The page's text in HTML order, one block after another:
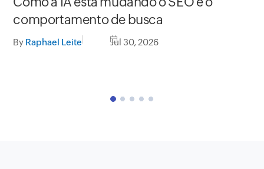
comportamento de busca
By Raphael Leite Jul 30, 2026